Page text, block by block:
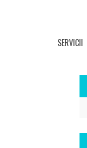
SERVICII